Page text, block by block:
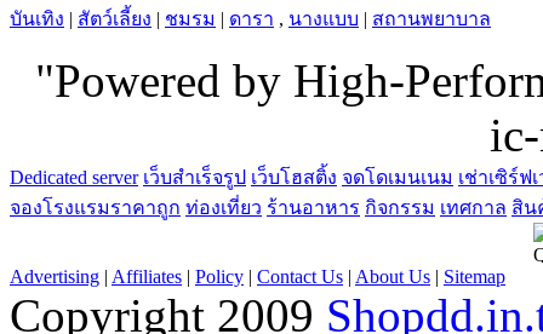
บันเทิง | สัตว์เลี้ยง | ชมรม | ดารา , นางแบบ | สถานพยาบาล
"Powered by High-
Dedicated server เว็บสำเร็จรูป เว็บโฮสติ้ง จดโดเมนเนม เช่าเซิร์ฟ
จองโรงแรมราคาถูก ท่องเที่ยว ร้านอาหาร กิจกรรม เทศกาล สิน
Advertising | Affiliates | Policy | Contact Us | About Us | Sitemap
Copyright 2009